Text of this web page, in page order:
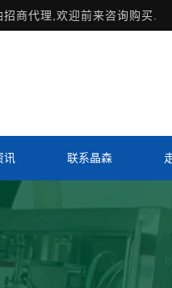
商代理,欢迎前来咨询购买.
讯 联系晶森